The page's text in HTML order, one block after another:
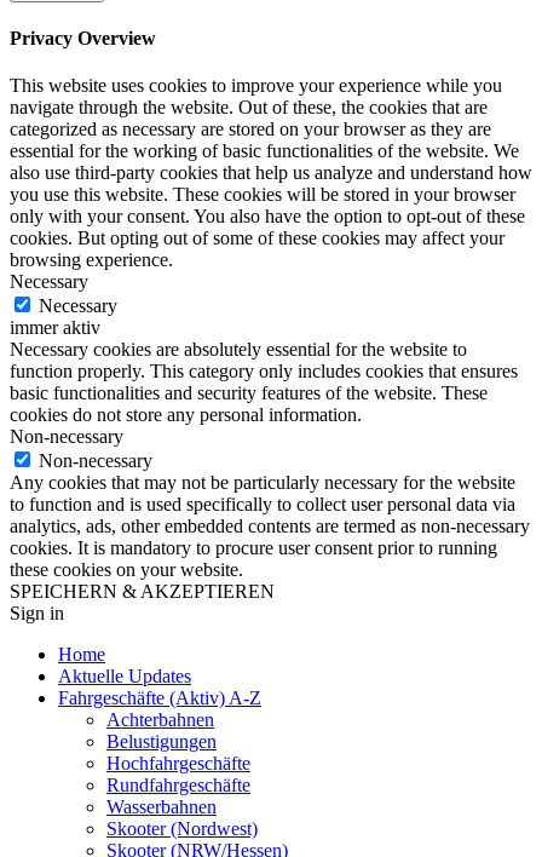
Privacy Overview
This website uses cookies to improve your experience while you
navigate through the website. Out of these, the cookies that are
categorized as necessary are stored on your browser as they are
essential for the working of basic functionalities of the website. We
also use third-party cookies that help us analyze and understand how
you use this website. These cookies will be stored in your browser
only with your consent. You also have the option to opt-out of these
cookies. But opting out of some of these cookies may affect your
browsing experience.
Necessary
Necessary
immer aktiv
Necessary cookies are absolutely essential for the website to
function properly. This category only includes cookies that ensures
basic functionalities and security features of the website. These
cookies do not store any personal information.
Non-necessary
Non-necessary
Any cookies that may not be particularly necessary for the website
to function and is used specifically to collect user personal data via
analytics, ads, other embedded contents are termed as non-necessary
cookies. It is mandatory to procure user consent prior to running
these cookies on your website.
SPEICHERN & AKZEPTIEREN
Sign in
Home
Aktuelle Updates
Fahrgeschäfte (Aktiv) A-Z
Achterbahnen
Belustigungen
Hochfahrgeschäfte
Rundfahrgeschäfte
Wasserbahnen
Skooter (Nordwest)
Skooter (NRW/Hessen)